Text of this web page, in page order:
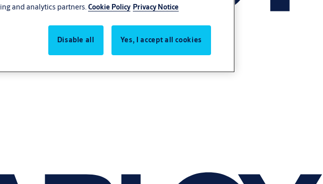
and analytics partners. Cookie Policy Privacy Notice
Disable all Yes, I accept all cookies